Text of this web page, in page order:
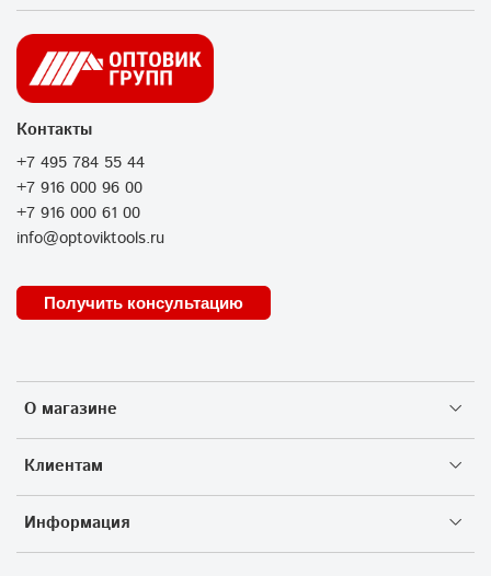
О магазине
Клиентам
Информация
Контакты
+7 495 784 55 44
+7 916 000 96 00
+7 916 000 61 00
info@optoviktools.ru
Получить консультацию